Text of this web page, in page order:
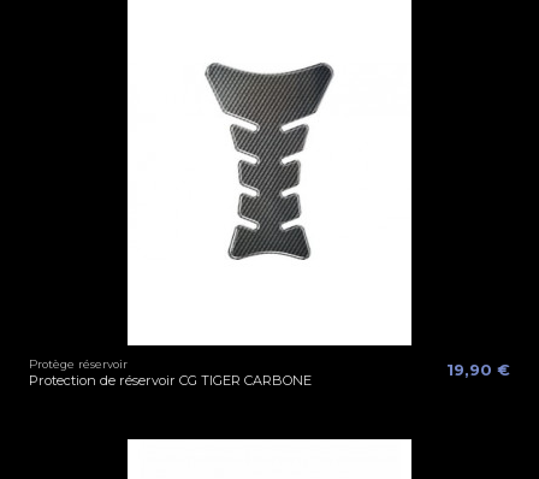
Protège réservoir
Protection de réservoir CG TIGER CARBONE
19,90 €